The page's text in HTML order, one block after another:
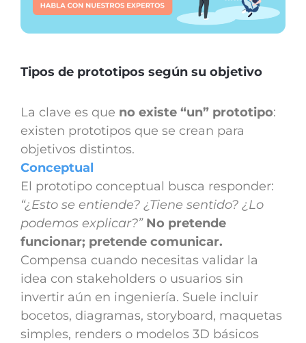
Tipos de prototipos según su objetivo
La clave es que no existe “un” prototipo:
existen prototipos que se crean para
objetivos distintos.
Conceptual
El prototipo conceptual busca responder:
“¿Esto se entiende? ¿Tiene sentido? ¿Lo
podemos explicar?” No pretende
funcionar; pretende comunicar.
Compensa cuando necesitas validar la
idea con stakeholders o usuarios sin
invertir aún en ingeniería. Suele incluir
bocetos, diagramas, storyboard, maquetas
simples, renders o modelos 3D básicos